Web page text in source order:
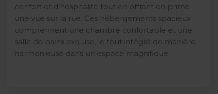
confort et d’hospitalité tout en offrant en prime
une vue sur la rue. Ces hébergements spacieux
comprennent une chambre confortable et une
salle de bains exquise, le tout intégré de manière
harmonieuse dans un espace magnifique.